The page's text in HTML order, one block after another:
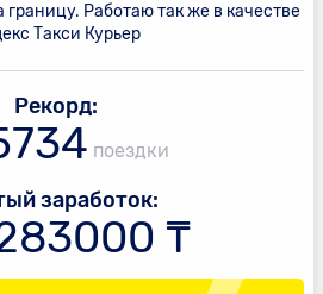
границу. Работаю так же в качестве
Такси Курьер
Рекорд:
поездки
заработок:
₸